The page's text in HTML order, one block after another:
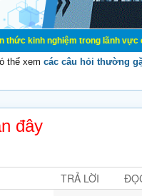
trong lãnh vực cơ điện,
thể xem các câu hỏi thường
đây
TRẢ LỜI